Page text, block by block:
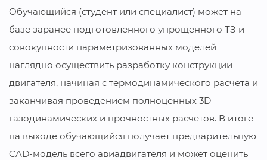
Обучающийся (студент или специалист) может на
базе заранее подготовленного упрощенного ТЗ и
совокупности параметризованных моделей
наглядно осуществить разработку конструкции
двигателя, начиная с термодинамического расчета и
заканчивая проведением полноценных 3D-
газодинамических и прочностных расчетов. В итоге
на выходе обучающийся получает предварительную
CAD-модель всего авиадвигателя и может оценить